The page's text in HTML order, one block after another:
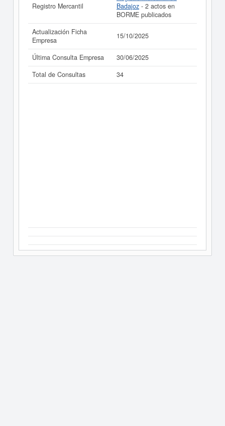
Registro Mercantil
Badajoz - 2 actos en
BORME publicados
Actualización Ficha
Empresa
15/10/2025
Última Consulta Empresa
30/06/2025
Total de Consultas
34